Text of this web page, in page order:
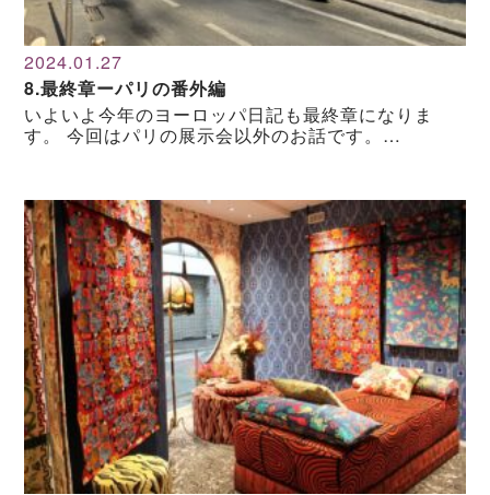
2024.01.27
8.最終章ーパリの番外編
いよいよ今年のヨーロッパ日記も最終章になりま
す。 今回はパリの展示会以外のお話です。…